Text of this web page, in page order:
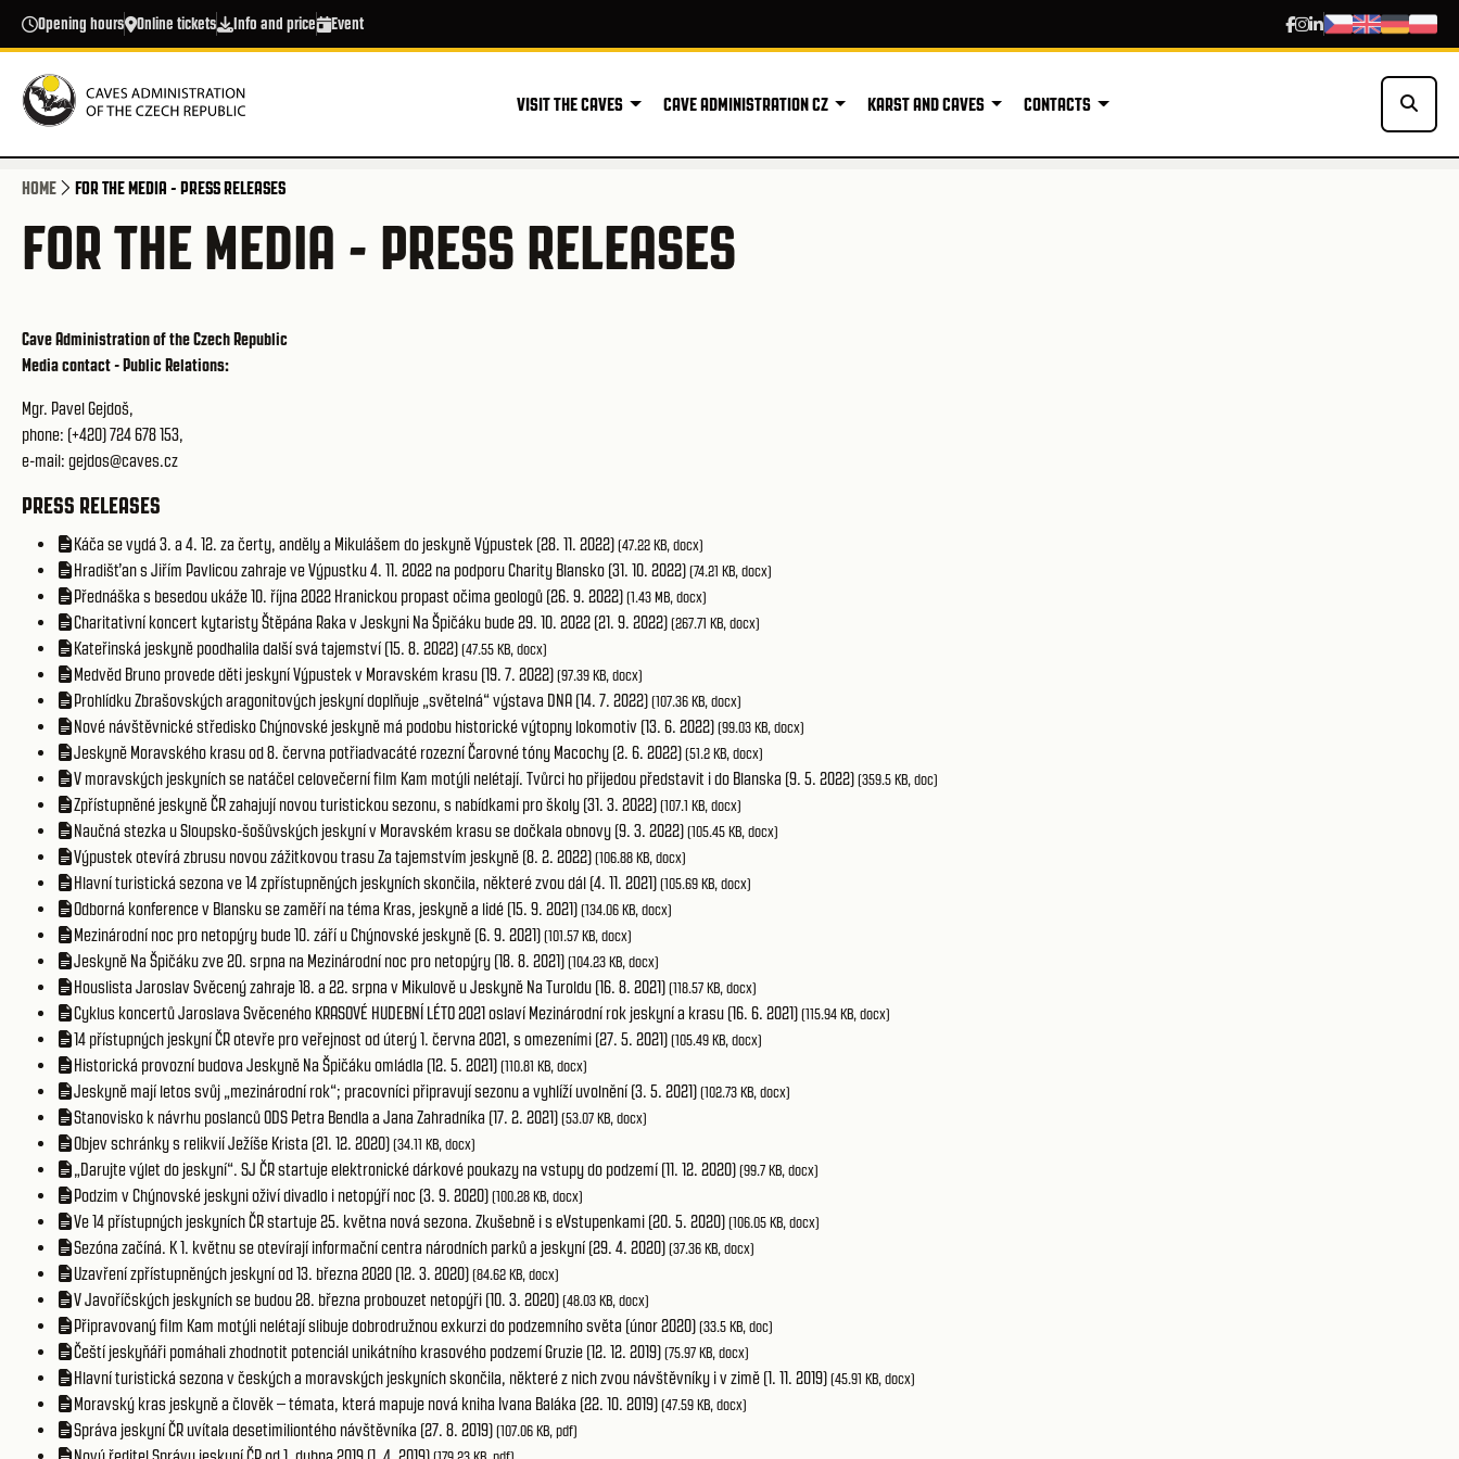
Skip to main content
Opening hours Online tickets Info and price Event
VISIT THE CAVES CAVE ADMINISTRATION CZ KARST AND CAVES CONTACTS
HOME FOR THE MEDIA - PRESS RELEASES
FOR THE MEDIA - PRESS RELEASES
Cave Administration of the Czech Republic
Media contact - Public Relations:
Mgr. Pavel Gejdoš,
phone: (+420) 724 678 153,
e-mail: gejdos@caves.cz
PRESS RELEASES
Káča se vydá 3. a 4. 12. za čerty, anděly a Mikulášem do jeskyně Výpustek (28. 11. 2022)(47.22 KB, docx)
Hradišťan s Jiřím Pavlicou zahraje ve Výpustku 4. 11. 2022 na podporu Charity Blansko (31. 10. 2022)(74.21 KB, docx)
Přednáška s besedou ukáže 10. října 2022 Hranickou propast očima geologů (26. 9. 2022)(1.43 MB, docx)
Charitativní koncert kytaristy Štěpána Raka v Jeskyni Na Špičáku bude 29. 10. 2022 (21. 9. 2022)(267.71 KB, docx)
Kateřinská jeskyně poodhalila další svá tajemství (15. 8. 2022)(47.55 KB, docx)
Medvěd Bruno provede děti jeskyní Výpustek v Moravském krasu (19. 7. 2022)(97.39 KB, docx)
Prohlídku Zbrašovských aragonitových jeskyní doplňuje „světelná“ výstava DNA (14. 7. 2022)(107.36 KB, docx)
Nové návštěvnické středisko Chýnovské jeskyně má podobu historické výtopny lokomotiv (13. 6. 2022)(99.03 KB, docx)
Jeskyně Moravského krasu od 8. června potřiadvacáté rozezní Čarovné tóny Macochy (2. 6. 2022)(51.2 KB, docx)
V moravských jeskyních se natáčel celovečerní film Kam motýli nelétají. Tvůrci ho přijedou představit i do Blanska (9. 5. 2022)(359.5 KB, doc)
Zpřístupněné jeskyně ČR zahajují novou turistickou sezonu, s nabídkami pro školy (31. 3. 2022)(107.1 KB, docx)
Naučná stezka u Sloupsko-šošůvských jeskyní v Moravském krasu se dočkala obnovy (9. 3. 2022)(105.45 KB, docx)
Výpustek otevírá zbrusu novou zážitkovou trasu Za tajemstvím jeskyně (8. 2. 2022)(106.88 KB, docx)
Hlavní turistická sezona ve 14 zpřístupněných jeskyních skončila, některé zvou dál (4. 11. 2021)(105.69 KB, docx)
Odborná konference v Blansku se zaměří na téma Kras, jeskyně a lidé (15. 9. 2021)(134.06 KB, docx)
Mezinárodní noc pro netopýry bude 10. září u Chýnovské jeskyně (6. 9. 2021)(101.57 KB, docx)
Jeskyně Na Špičáku zve 20. srpna na Mezinárodní noc pro netopýry (18. 8. 2021)(104.23 KB, docx)
Houslista Jaroslav Svěcený zahraje 18. a 22. srpna v Mikulově u Jeskyně Na Turoldu (16. 8. 2021)(118.57 KB, docx)
Cyklus koncertů Jaroslava Svěceného KRASOVÉ HUDEBNÍ LÉTO 2021 oslaví Mezinárodní rok jeskyní a krasu (16. 6. 2021)(115.94 KB, docx)
14 přístupných jeskyní ČR otevře pro veřejnost od úterý 1. června 2021, s omezeními (27. 5. 2021)(105.49 KB, docx)
Historická provozní budova Jeskyně Na Špičáku omládla (12. 5. 2021)(110.81 KB, docx)
Jeskyně mají letos svůj „mezinárodní rok“; pracovníci připravují sezonu a vyhlíží uvolnění (3. 5. 2021)(102.73 KB, docx)
Stanovisko k návrhu poslanců ODS Petra Bendla a Jana Zahradníka (17. 2. 2021)(53.07 KB, docx)
Objev schránky s relikvií Ježíše Krista (21. 12. 2020)(34.11 KB, docx)
„Darujte výlet do jeskyní“. SJ ČR startuje elektronické dárkové poukazy na vstupy do podzemí (11. 12. 2020)(99.7 KB, docx)
Podzim v Chýnovské jeskyni oživí divadlo i netopýří noc (3. 9. 2020)(100.28 KB, docx)
Ve 14 přístupných jeskyních ČR startuje 25. května nová sezona. Zkušebně i s eVstupenkami (20. 5. 2020)(106.05 KB, docx)
Sezóna začíná. K 1. květnu se otevírají informační centra národních parků a jeskyní (29. 4. 2020)(37.36 KB, docx)
Uzavření zpřístupněných jeskyní od 13. března 2020 (12. 3. 2020)(84.62 KB, docx)
V Javoříčských jeskyních se budou 28. března probouzet netopýři (10. 3. 2020)(48.03 KB, docx)
Připravovaný film Kam motýli nelétají slibuje dobrodružnou exkurzi do podzemního světa (únor 2020)(33.5 KB, doc)
Čeští jeskyňáři pomáhali zhodnotit potenciál unikátního krasového podzemí Gruzie (12. 12. 2019)(75.97 KB, docx)
Hlavní turistická sezona v českých a moravských jeskyních skončila, některé z nich zvou návštěvníky i v zimě (1. 11. 2019)(45.91 KB, docx)
Moravský kras jeskyně a člověk – témata, která mapuje nová kniha Ivana Baláka (22. 10. 2019)(47.59 KB, docx)
Správa jeskyní ČR uvítala desetimiliontého návštěvníka (27. 8. 2019)(107.06 KB, pdf)